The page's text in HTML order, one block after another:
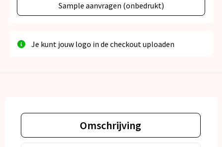
Sample aanvragen (onbedrukt)
Je kunt jouw logo in de checkout uploaden
Omschrijving